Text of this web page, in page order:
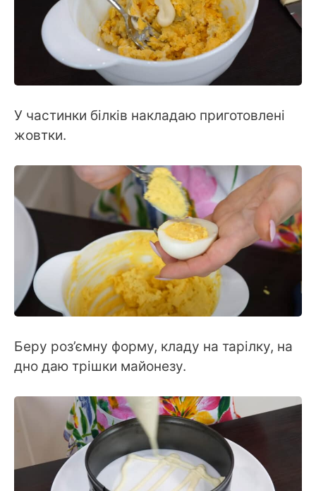
У частинки білків накладаю приготовлені
жовтки.
Беру роз’ємну форму, кладу на тарілку, на
дно даю трішки майонезу.